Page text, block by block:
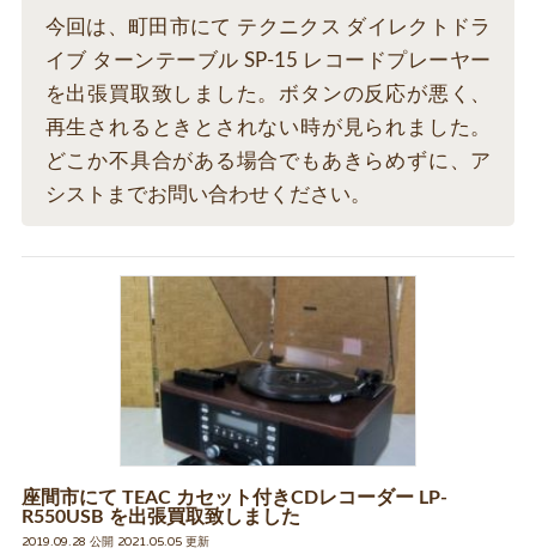
今回は、町田市にて テクニクス ダイレクトドラ
イブ ターンテーブル SP-15 レコードプレーヤー
を出張買取致しました。ボタンの反応が悪く、
再生されるときとされない時が見られました。
どこか不具合がある場合でもあきらめずに、ア
シストまでお問い合わせください。
座間市にて TEAC カセット付きCDレコーダー LP-
R550USB を出張買取致しました
2019.09.28 公開 2021.05.05 更新